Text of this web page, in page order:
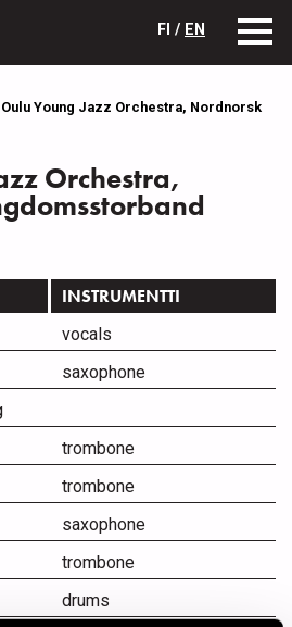
FI / EN
Oulu Young Jazz Orchestra, Nordnorsk
Orchestra,
INSTRUMENTTI
vocals
saxophone
trombone
trombone
saxophone
trombone
drums